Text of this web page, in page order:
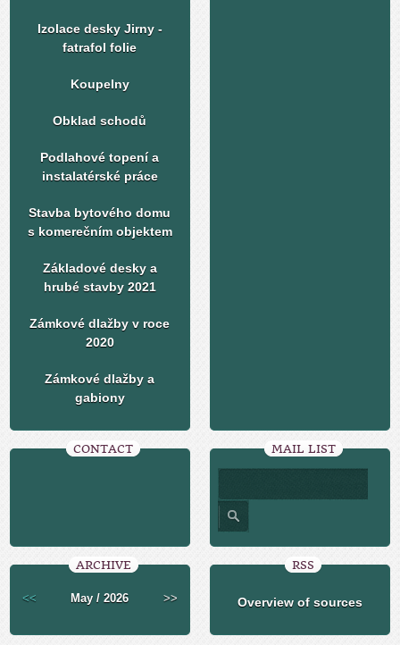
Izolace desky Jirny -
fatrafol folie
Koupelny
Obklad schodů
Podlahové topení a
instalatérské práce
Stavba bytového domu
s komerečním objektem
Základové desky a
hrubé stavby 2021
Zámkové dlažby v roce
2020
Zámkové dlažby a
gabiony
CONTACT MAIL LIST
ARCHIVE
<< May / 2026 >>
RSS
Overview of sources